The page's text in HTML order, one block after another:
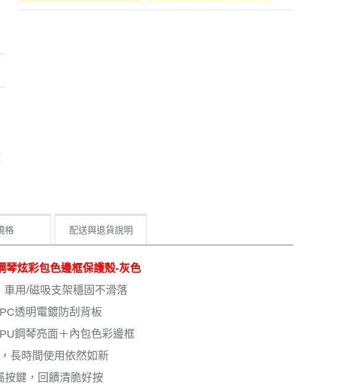
格 配送與退貨說明
炫彩包色邊框保護殼-灰色
用/磁吸支架穩固不滑落
透明電鍍防刮背板
鋼琴亮面＋內包色彩邊框
長時間使用依然如新
按鍵，回饋清脆好按